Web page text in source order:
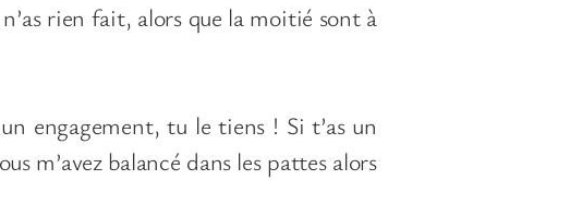
rien fait, alors que la moitié sont à
engagement, tu le tiens ! Si t’as un
m’avez balancé dans les pattes alors